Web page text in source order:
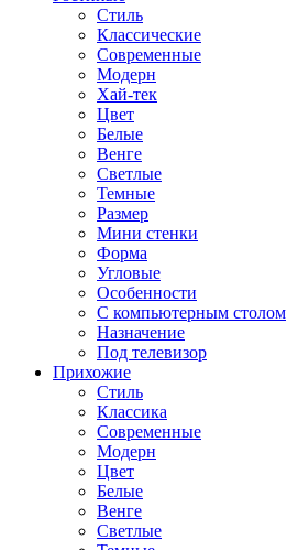
Стиль
Классические
Современные
Модерн
Хай-тек
Цвет
Белые
Венге
Светлые
Темные
Размер
Мини стенки
Форма
Угловые
Особенности
С компьютерным столом
Назначение
Под телевизор
Прихожие
Стиль
Классика
Современные
Модерн
Цвет
Белые
Венге
Светлые